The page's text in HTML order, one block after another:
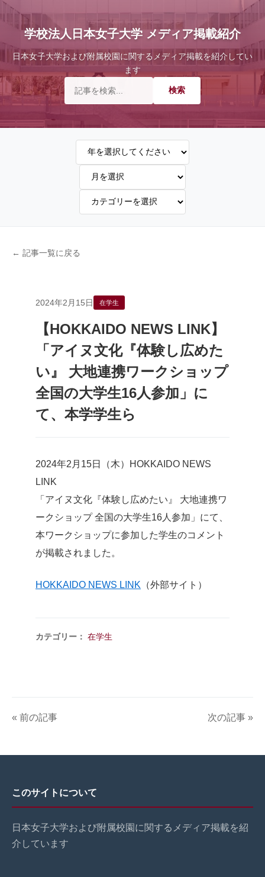
学校法人日本女子大学 メディア掲載紹介
日本女子大学および附属校園に関するメディア掲載を紹介してい
ます
← 記事一覧に戻る
2024年2月15日 在学生
【HOKKAIDO NEWS LINK】
「アイヌ文化『体験し広めた
い』 大地連携ワークショップ
全国の大学生16人参加」に
て、本学学生ら
2024年2月15日（木）HOKKAIDO NEWS
LINK
「アイヌ文化『体験し広めたい』 大地連携ワ
ークショップ 全国の大学生16人参加」にて、
本ワークショップに参加した学生のコメント
が掲載されました。
HOKKAIDO NEWS LINK （外部サイト）
カテゴリー： 在学生
« 前の記事 次の記事 »
このサイトについて
日本女子大学および附属校園に関するメディア掲載を紹
介しています